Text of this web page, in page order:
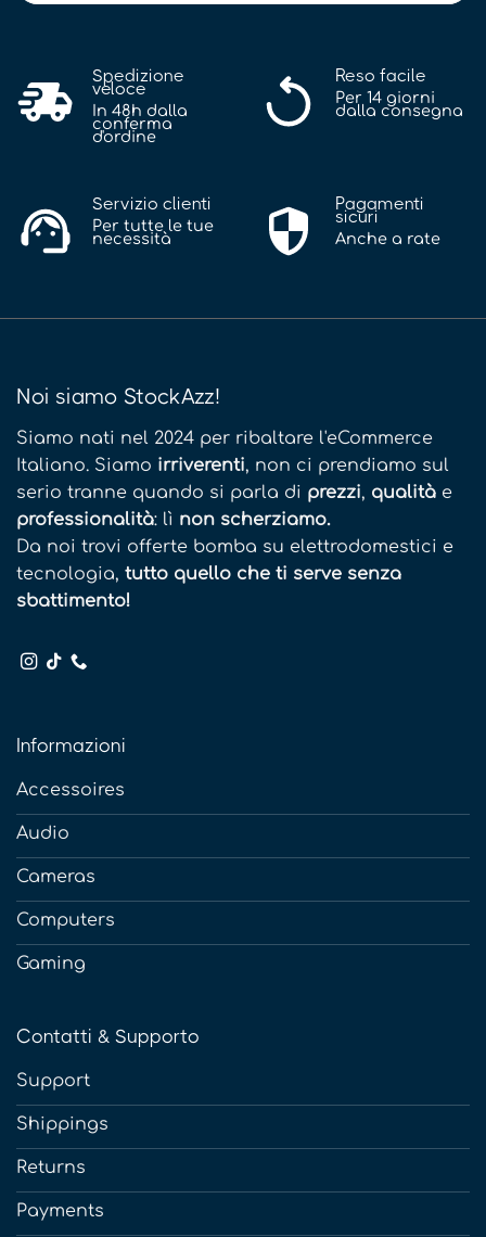
Spedizione
veloce
In 48h dalla
conferma
d'ordine
Reso facile
Per 14 giorni
dalla consegna
Servizio clienti
Per tutte le tue
necessità
Pagamenti
sicuri
Anche a rate
Noi siamo StockAzz!
Siamo nati nel 2024 per ribaltare l'eCommerce
Italiano. Siamo irriverenti, non ci prendiamo sul
serio tranne quando si parla di prezzi, qualità e
professionalità: lì non scherziamo.
Da noi trovi offerte bomba su elettrodomestici e
tecnologia, tutto quello che ti serve senza
sbattimento!
Informazioni
Accessoires
Audio
Cameras
Computers
Gaming
Contatti & Supporto
Support
Shippings
Returns
Payments